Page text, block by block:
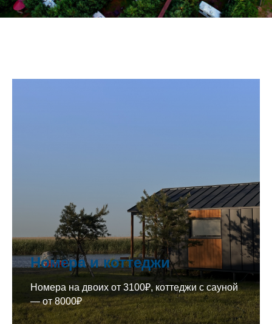
Номера и коттеджи
Номера на двоих от 3100₽, коттеджи с сауной
— от 8000₽